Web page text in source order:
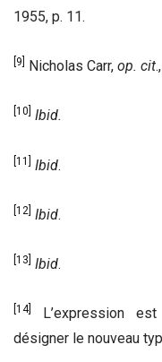
1955, p. 11.
[9] Nicholas Carr, op. cit
[10] Ibid.
[11] Ibid.
[12] Ibid.
[13] Ibid.
[14]
L’expression
désigner le nouveau